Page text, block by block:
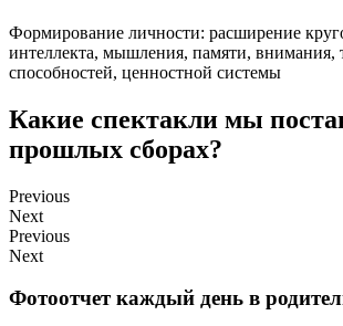
Формирование личности: расширение
интеллекта, мышления, памяти, внимания,
способностей, ценностной системы
Какие спектакли мы
прошлых сборах?
Previous
Next
Previous
Next
Фотоотчет каждый день в